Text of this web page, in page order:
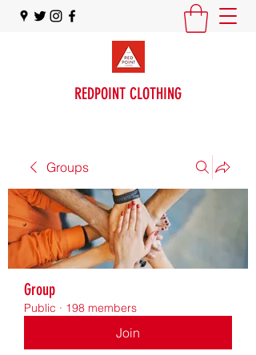
REDPOINT CLOTHING
Groups
Group
Public · 198 members
Join